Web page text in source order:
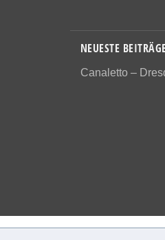
NEUESTE
Canaletto –